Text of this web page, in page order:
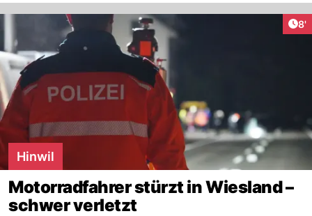
8'
Hinwil
Motorradfahrer stürzt in Wiesland –
schwer verletzt